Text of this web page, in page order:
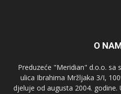
O
Preduzeće "Meridian" d.o.o. sa
ulica Ibrahima Mržljaka 3/I,
djeluje od augusta 2004. godine.